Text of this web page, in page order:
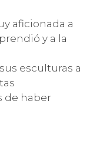
aficionada a
y a la
esculturas a
de haber